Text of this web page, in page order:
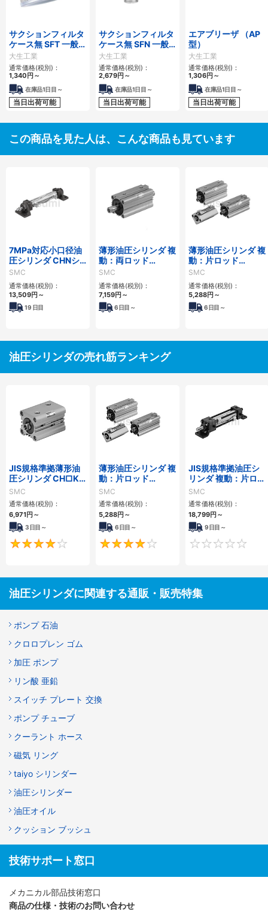
サクションフィルタ
ケース無 SFT 一般作
動油用
大生工業
通常価格(税別)：
1,340円～
在庫品1日目～
当日出荷可能
サクションフィルタ
ケース無 SFN 一般
作動油用
大生工業
通常価格(税別)：
2,679円～
在庫品1日目～
当日出荷可能
エアブリーザ （AP
型）
大生工業
通常価格(税別)：
1,306円～
在庫品1日目～
当日出荷可能
この商品を見た人は、こんな商品も見ています
7MPa対応小口径油
圧シリンダ CHNシ
リーズ
SMC
通常価格(税別)：
13,509円～
19 日目
薄形油圧シリンダ 複
動：両ロッド
CH□QWBシリーズ
SMC
通常価格(税別)：
7,159円～
6日目～
薄形油圧シリンダ 複
動：片ロッド
CH□QBシリーズ
SMC
通常価格(税別)：
5,288円～
6日目～
油圧シリンダの売れ筋ランキング
JIS規格準拠薄形油
圧シリンダ CH□KD
シリーズ
SMC
通常価格(税別)：
6,971円～
3日目～
4
薄形油圧シリンダ 複
動：片ロッド
CH□QBシリーズ
SMC
通常価格(税別)：
5,288円～
6日目～
4
JIS規格準拠油圧シ
リンダ 複動：片ロッ
ド CH2E・CH2F・
CH2G・CH2Hシリ
ーズ
SMC
通常価格(税別)：
18,799円～
9日目～
油圧シリンダに関連する通販・販売特集
ポンプ 石油
クロロプレン ゴム
加圧 ポンプ
リン酸 亜鉛
スイッチ プレート 交換
ポンプ チューブ
クーラント ホース
磁気 リング
taiyo シリンダー
油圧シリンダー
油圧オイル
クッション ブッシュ
技術サポート窓口
メカニカル部品技術窓口
商品の仕様・技術のお問い合わせ